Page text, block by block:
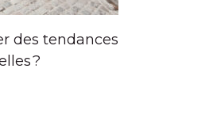
des tendances
?